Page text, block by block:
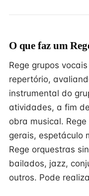
O que faz um
Rege grupos
repertório,
instrumental do
atividades, a fim
obra musical.
gerais, espetáculo
Rege orquestras
bailados, jazz,
outros. Pode